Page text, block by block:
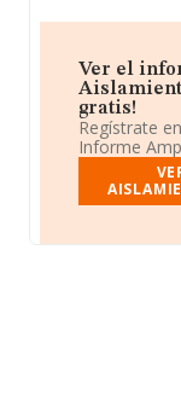
Ver el
gratis!
Regístrate
Informe